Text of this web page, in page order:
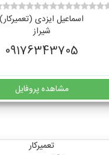
اسماعیل ایزدی (تعمیرکار)
شیراز
09176343705
مشاهده پروفایل
تعمیرکار